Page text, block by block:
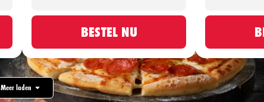
BESTEL NU
Meer laden